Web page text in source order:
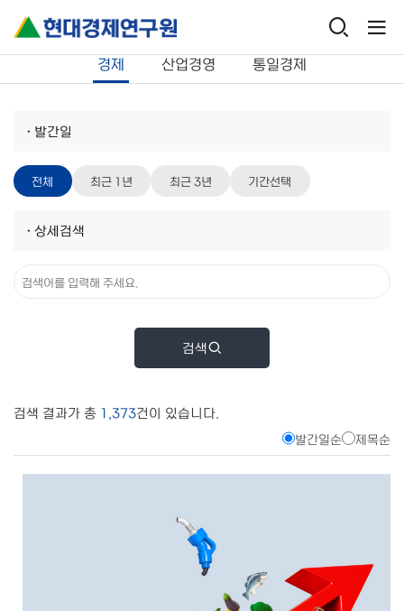
연구보고서
경제 산업경영 통일경제
· 발간일
전체 최근 1년 최근 3년 기간선택
· 상세검색
검색
검색 결과가 총 1,373건이 있습니다.
발간일순 제목순